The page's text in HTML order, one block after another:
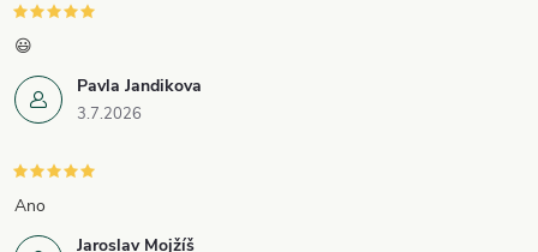
Pavla Jandikova
3.7.2026
😃
Jaroslav Mojžíš
Ano